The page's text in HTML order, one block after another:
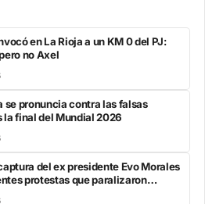
en La Rioja a un KM 0 del PJ:
no Axel
se pronuncia contra las falsas
la final del Mundial 2026
del ex presidente Evo Morales
protestas que paralizaron